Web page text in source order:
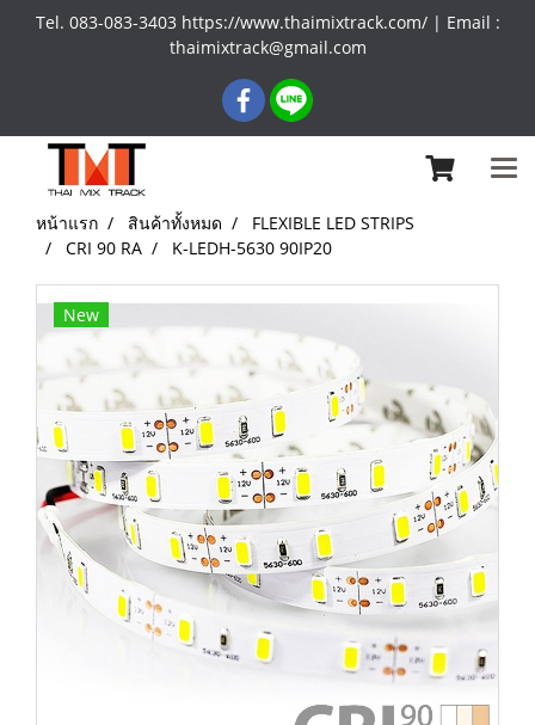
Tel. 083-083-3403 https://www.thaimixtrack.com/ | Email :
thaimixtrack@gmail.com
หน้าแรก สินค้าทั้งหมด
FLEXIBLE LED STRIPS
CRI 90 RA
K-LEDH-5630 90IP20
New